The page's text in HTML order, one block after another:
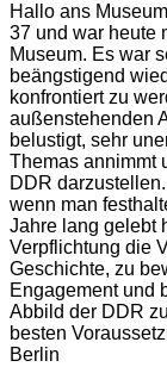
Hallo ans
37 und war heute
Museum. Es war
beängstigend
konfrontiert zu
außenstehenden
belustigt, sehr
Themas annimmt
DDR
wenn man
Jahre lang gelebt
Verpflichtung die
Geschichte, zu
Engagement und
Abbild der DDR
besten
Berlin